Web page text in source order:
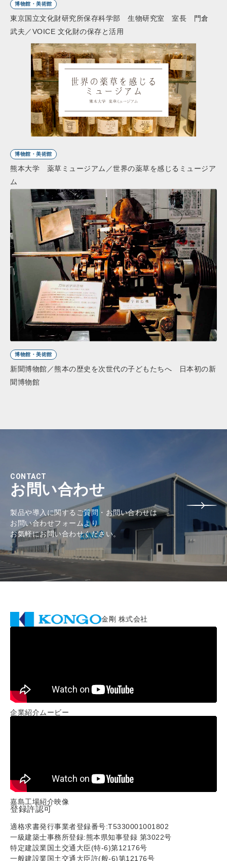
博物館・美術館
東京国立文化財研究所保存科学部 生物研究室 室長 門倉
武夫／VOICE 文化財の保存と活用
博物館・美術館
熊本大学 薬草ミュージアム／世界の薬草を感じるミュージア
ム
博物館・美術館
新聞博物館／熊本の歴史を次世代の子どもたちへ 日本初の新
聞博物館
CONTACT
お問い合わせ
製品や導入に関するご質問・お問い合わせは
お問い合わせフォームより
お気軽にお問い合わせください。
金剛 株式会社
企業紹介ムービー
嘉島工場紹介映像
登録許認可
適格求書発行事業者登録番号:T5330001001802
一級建築士事務所登録:熊本県知事登録 第3022号
特定建設業国土交通大臣(特-6)第12176号
一般建設業国土交通大臣許(般-6)第12176号